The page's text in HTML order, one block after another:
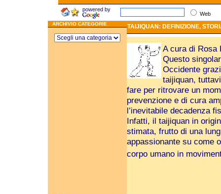
powered by
Web
ARCHIVIO CATEGORIE TAIJIQUAN: DEFINIZIONE,
A cura di Rosa
Questo
Occidente
taijiquan,
fare per ritrovare un
prevenzione e di cura
l’inevitabile decadenza
Infatti, il taijiquan in
stimata, frutto di una
appassionante su come
corpo umano in